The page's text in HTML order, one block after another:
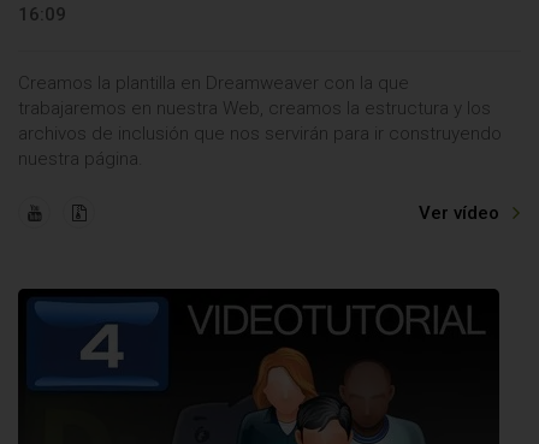
16:09
Creamos la plantilla en Dreamweaver con la que
trabajaremos en nuestra Web, creamos la estructura y los
archivos de inclusión que nos servirán para ir construyendo
nuestra página.
Ver vídeo